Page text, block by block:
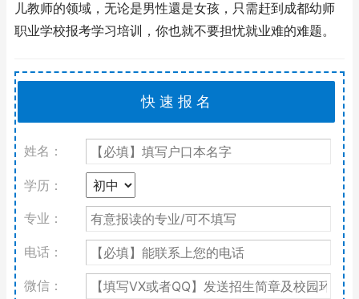
儿教师的领域，无论是男性還是女孩，只需赶到成都幼师
职业学校报考学习培训，你也就不要担忧就业难的难题。
姓名：
学历：
专业：
电话：
微信：